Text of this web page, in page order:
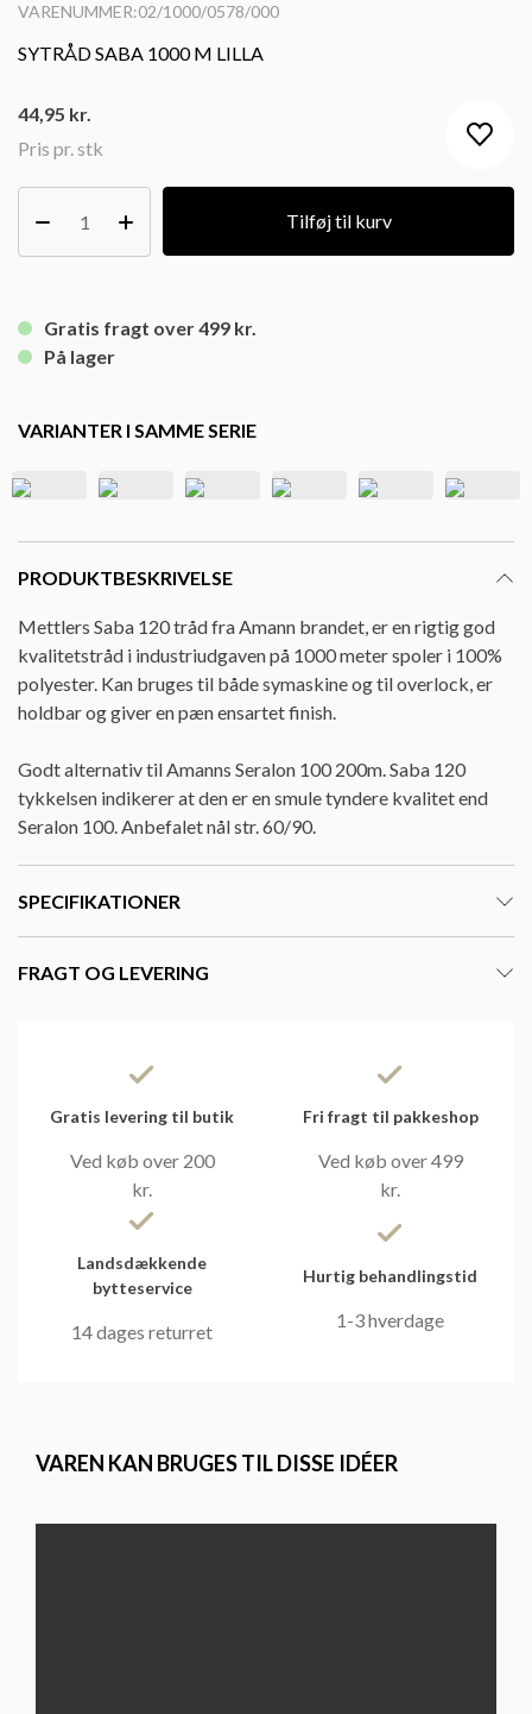
VARENUMMER:02/1000/0578/000
SYTRÅD SABA 1000 M LILLA
Pris pr. stk
44,95 kr.
Tilføj til kurv
Gratis fragt over 499 kr.
På lager
VARIANTER I SAMME SERIE
PRODUKTBESKRIVELSE
Mettlers Saba 120 tråd fra Amann brandet, er en rigtig god
kvalitetstråd i industriudgaven på 1000 meter spoler i 100%
polyester. Kan bruges til både symaskine og til overlock, er
holdbar og giver en pæn ensartet finish.
Godt alternativ til Amanns Seralon 100 200m. Saba 120
tykkelsen indikerer at den er en smule tyndere kvalitet end
Seralon 100. Anbefalet nål str. 60/90.
SPECIFIKATIONER
FRAGT OG LEVERING
Gratis levering til butik
Ved køb over 200
kr.
Fri fragt til pakkeshop
Ved køb over 499
kr.
Landsdækkende
bytteservice
14 dages returret
Hurtig behandlingstid
1-3 hverdage
VAREN KAN BRUGES TIL DISSE IDÉER